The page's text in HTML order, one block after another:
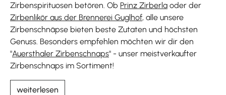
Zirbenspirituosen betören. Ob Prinz Zirberla oder der
Zirbenlikör aus der Brennerei Guglhof, alle unsere
Zirbenschnäpse bieten beste Zutaten und höchsten
Genuss. Besonders empfehlen möchten wir dir den
"Auersthaler Zirbenschnaps" - unser meistverkaufter
Zirbenschnaps im Sortiment!
weiterlesen